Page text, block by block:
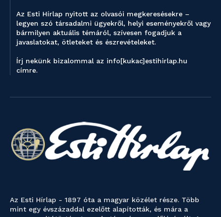
Az Esti Hírlap nyitott az olvasói megkeresésekre –
legyen szó társadalmi ügyekről, helyi eseményekről vagy
bármilyen aktuális témáról, szívesen fogadjuk a
javaslatokat, ötleteket és észrevételeket.
Írj nekünk bizalommal az info[kukac]estihirlap.hu
címre.
Az Esti Hírlap - 1897 óta a magyar közélet része. Több
mint egy évszázaddal ezelőtt alapították, és mára a